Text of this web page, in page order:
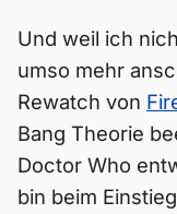
Und weil ich
umso mehr
Rewatch von
Bang Theorie
Doctor Who
bin beim